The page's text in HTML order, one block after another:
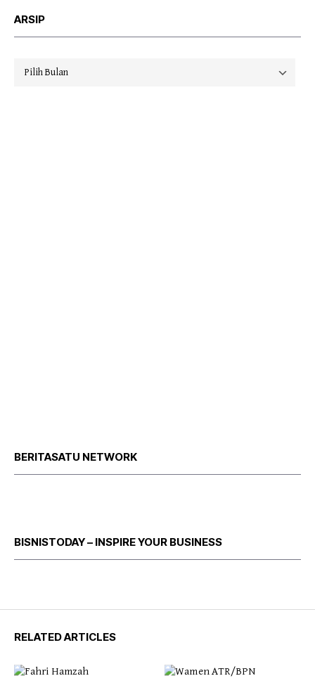
ARSIP
Arsip
BERITASATU NETWORK
BISNISTODAY – INSPIRE YOUR BUSINESS
RELATED ARTICLES